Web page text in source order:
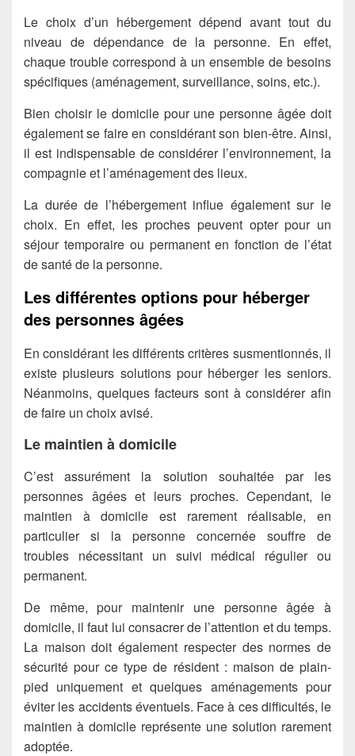
Le choix d’un hébergement dépend avant tout du
niveau de dépendance de la personne. En effet,
chaque trouble correspond à un ensemble de besoins
spécifiques (aménagement, surveillance, soins, etc.).
Bien choisir le domicile pour une personne âgée doit
également se faire en considérant son bien-être. Ainsi,
il est indispensable de considérer l’environnement, la
compagnie et l’aménagement des lieux.
La durée de l’hébergement influe également sur le
choix. En effet, les proches peuvent opter pour un
séjour temporaire ou permanent en fonction de l’état
de santé de la personne.
Les différentes options pour héberger
des personnes âgées
En considérant les différents critères susmentionnés, il
existe plusieurs solutions pour héberger les seniors.
Néanmoins, quelques facteurs sont à considérer afin
de faire un choix avisé.
Le maintien à domicile
C’est assurément la solution souhaitée par les
personnes âgées et leurs proches. Cependant, le
maintien à domicile est rarement réalisable, en
particulier si la personne concernée souffre de
troubles nécessitant un suivi médical régulier ou
permanent.
De même, pour maintenir une personne âgée à
domicile, il faut lui consacrer de l’attention et du temps.
La maison doit également respecter des normes de
sécurité pour ce type de résident : maison de plain-
pied uniquement et quelques aménagements pour
éviter les accidents éventuels. Face à ces difficultés, le
maintien à domicile représente une solution rarement
adoptée.